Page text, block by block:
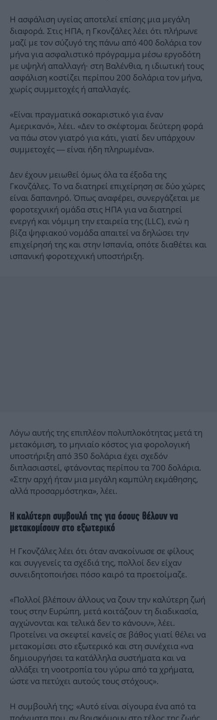
Η ασφάλιση υγείας αποτελεί επίσης μια μεγάλη
διαφορά. Στις ΗΠΑ, η Γκονζάλες λέει ότι πλήρωνε
μαζί με τον σύζυγό της πάνω από 400 δολάρια τον
μήνα για ασφαλιστικό πρόγραμμα μέσω εργοδότη
με υψηλή απαλλαγή· στη Βαλένθια, η ιδιωτική τους
ασφάλιση κοστίζει περίπου 200 δολάρια τον μήνα,
χωρίς συμμετοχές ή απαλλαγές.
«Είναι πραγματικά σοκαριστικό για έναν
Αμερικανό», λέει. «Δεν το σκέφτομαι δεύτερη φορά
να πάω στον γιατρό για κάτι, γιατί δεν υπάρχουν
συμμετοχές — είναι ήδη πληρωμένα».
Δεν έχουν μειωθεί όμως όλα τα έξοδα της
Γκονζάλες. Το να διατηρεί επιχείρηση σε δύο χώρες
είναι δαπανηρό. Όπως αναφέρει, συνεργάζεται με
φοροτεχνική ομάδα στις ΗΠΑ για να διατηρεί
ενεργή και νόμιμη την εταιρεία της (LLC), ενώ η
βίζα ψηφιακού νομάδα απαιτεί να δηλώσει την
επιχείρησή της και στην Ισπανία, οπότε διαθέτει και
ισπανική φοροτεχνική υποστήριξη.
Λόγω αυτής της επιπλέον πολυπλοκότητας μετά τη
μετακόμιση, το μηνιαίο κόστος για φορολογική
υποστήριξη από 350 δολάρια έχει σχεδόν
διπλασιαστεί, φτάνοντας περίπου τα 700 δολάρια.
«Στην αρχή ήταν μια μεγάλη καμπύλη εκμάθησης,
αλλά προσαρμόστηκα», λέει.
Η καλύτερη συμβουλή της για όσους θέλουν να
μετακομίσουν στο εξωτερικό
Η Γκονζάλες λέει ότι όταν ανακοίνωσε σε φίλους
και συγγενείς τα σχέδιά της, πολλοί δεν είχαν
συνειδητοποιήσει πόσο καιρό τα προετοίμαζε.
«Πολλοί βλέπουν άλλους να ζουν την καλύτερη ζωή
τους στην Ευρώπη, μετά κοιτάζουν τη διαδικασία,
αγχώνονται και τελικά δεν το κάνουν», λέει.
Προτείνει να σκεφτεί κανείς σε βάθος γιατί θέλει να
μετακομίσει στο εξωτερικό και στη συνέχεια «να
δημιουργήσει τα κατάλληλα συστήματα και να
αλλάξει τη νοοτροπία του γύρω από τα χρήματα,
ώστε να πετύχει αυτούς τους στόχους».
Η συμβουλή της; «Αυτό είναι σίγουρα ένα από τα
πράγματα που, αν βρισκόμουν στο τέλος της ζωής